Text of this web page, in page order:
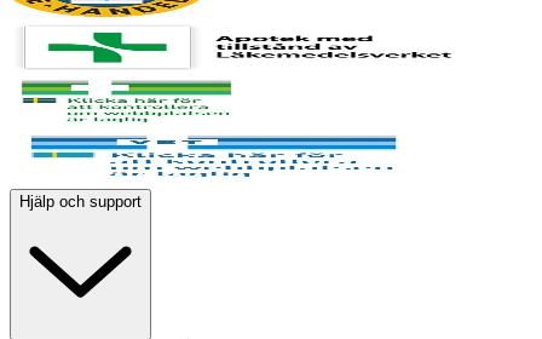
Hjälp och support